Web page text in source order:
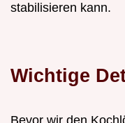
stabilisieren kann.
Wichtige